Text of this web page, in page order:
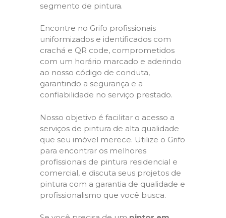
segmento de pintura.
Encontre no Grifo profissionais
uniformizados e identificados com
crachá e QR code, comprometidos
com um horário marcado e aderindo
ao nosso código de conduta,
garantindo a segurança e a
confiabilidade no serviço prestado.
Nosso objetivo é facilitar o acesso a
serviços de pintura de alta qualidade
que seu imóvel merece. Utilize o Grifo
para encontrar os melhores
profissionais de pintura residencial e
comercial, e discuta seus projetos de
pintura com a garantia de qualidade e
profissionalismo que você busca.